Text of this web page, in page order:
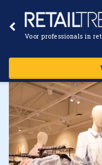
Voor professionals in